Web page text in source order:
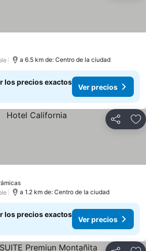
a 6.5 km de: Centro de la ciudad
los precios exactos
Ver precios
Compartir
Ver precios
a 1.2 km de: Centro de la ciudad
los precios exactos
Ver precios